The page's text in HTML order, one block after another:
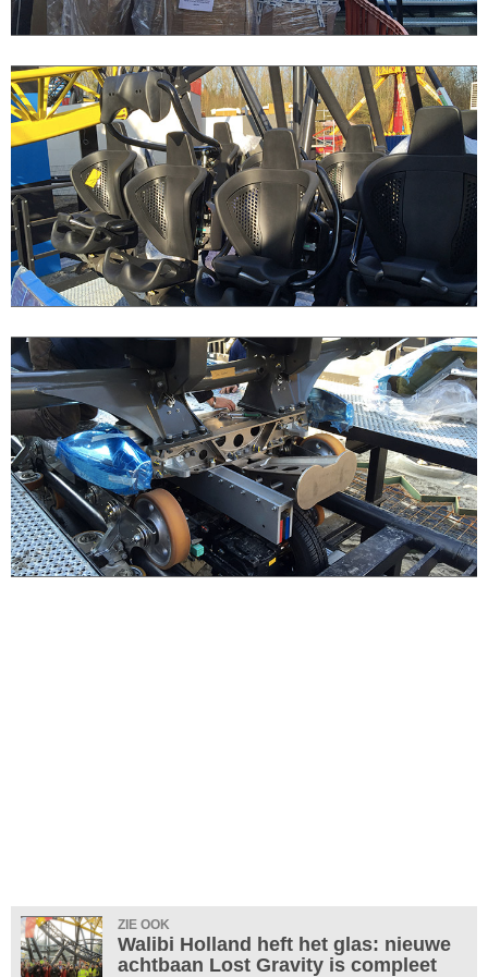
ZIE OOK
Walibi Holland heft het glas: nieuwe
achtbaan Lost Gravity is compleet